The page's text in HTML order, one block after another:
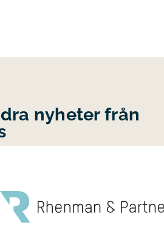
nyheter från